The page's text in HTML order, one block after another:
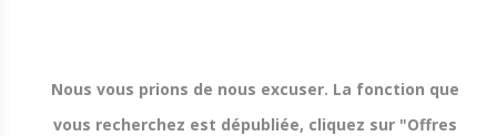
Nous vous prions de nous excuser. La fonction que
vous recherchez est dépubliée, cliquez sur "Offres